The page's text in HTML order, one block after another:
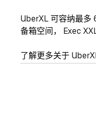
UberXL 可容纳最多
备箱空间， Exec
了解更多关于